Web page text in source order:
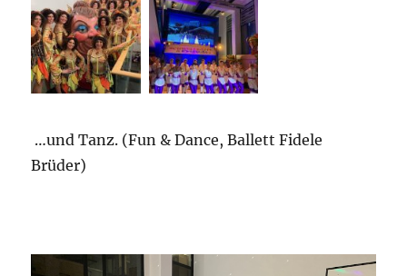
…und Tanz. (Fun & Dance, Ballett Fidele
Brüder)